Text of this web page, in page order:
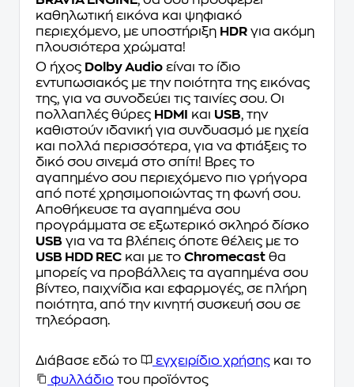
καθηλωτική εικόνα και ψηφιακό
περιεχόμενο, με υποστήριξη HDR για ακόμη
πλουσιότερα χρώματα!
Ο ήχος Dolby Audio είναι το ίδιο
εντυπωσιακός με την ποιότητα της εικόνας
της, για να συνοδεύει τις ταινίες σου. Οι
πολλαπλές θύρες HDMI και USB, την
καθιστούν ιδανική για συνδυασμό με ηχεία
και πολλά περισσότερα, για να φτιάξεις το
δικό σου σινεμά στο σπίτι! Βρες το
αγαπημένο σου περιεχόμενο πιο γρήγορα
από ποτέ χρησιμοποιώντας τη φωνή σου.
Αποθήκευσε τα αγαπημένα σου
προγράμματα σε εξωτερικό σκληρό δίσκο
USB για να τα βλέπεις όποτε θέλεις με το
USB HDD REC και με το Chromecast θα
μπορείς να προβάλλεις τα αγαπημένα σου
βίντεο, παιχνίδια και εφαρμογές, σε πλήρη
ποιότητα, από την κινητή συσκευή σου σε
τηλεόραση.
Διάβασε εδώ το εγχειρίδιο χρήσης και το
φυλλάδιο του προϊόντος